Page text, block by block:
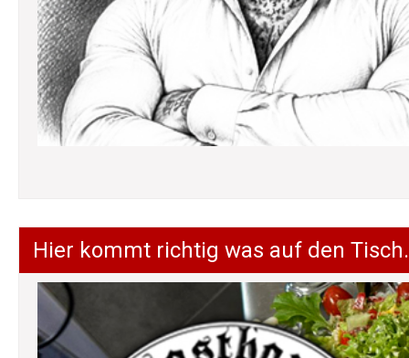
Hier kommt richtig was auf den Tisch.